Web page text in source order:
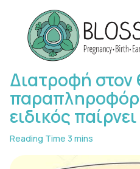
Διατροφή στον
ειδικός